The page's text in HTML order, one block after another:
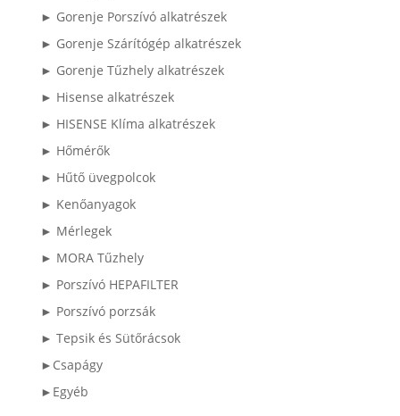
► Gorenje Porszívó alkatrészek
► Gorenje Szárítógép alkatrészek
► Gorenje Tűzhely alkatrészek
► Hisense alkatrészek
► HISENSE Klíma alkatrészek
► Hőmérők
► Hűtő üvegpolcok
► Kenőanyagok
► Mérlegek
► MORA Tűzhely
► Porszívó HEPAFILTER
► Porszívó porzsák
► Tepsik és Sütőrácsok
►Csapágy
►Egyéb